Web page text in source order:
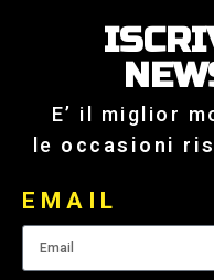
E’ il miglior
le occasioni
EMAIL